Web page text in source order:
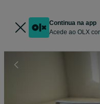
Continua na app
Acede ao OLX